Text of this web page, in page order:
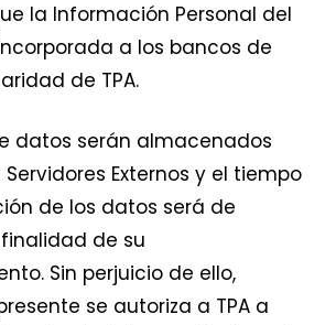
la Información Personal del
a los bancos de
de TPA.
datos serán almacenados
Externos y el tiempo
de los datos será de
de su
Sin perjuicio de ello,
se autoriza a TPA a